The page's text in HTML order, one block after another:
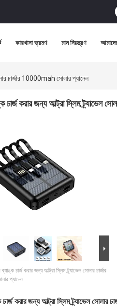
কারখানা ভ্রমণ মান নিয়ন্ত্রণ
চার্জার 10000mah সোলার প্যানেল
চার্জ করার জন্য আল্ট্রা স্লিম ট্র্যাভেল
ব্যাঙ্ক চার্জ করার জন্য আল্ট্রা স্লিম ট্র্যাভেল সোলার চার্জার
প্যানেল
চার্জ করার জন্য আল্ট্রা স্লিম ট্র্যাভেল